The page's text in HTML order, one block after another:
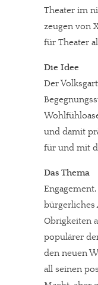
Theater im
zeugen von
für Theater
Die Idee
Der
und damit
für und mit
Das Thema
bürgerliches
Obrigkeiten
populärer
den neuen
all seinen